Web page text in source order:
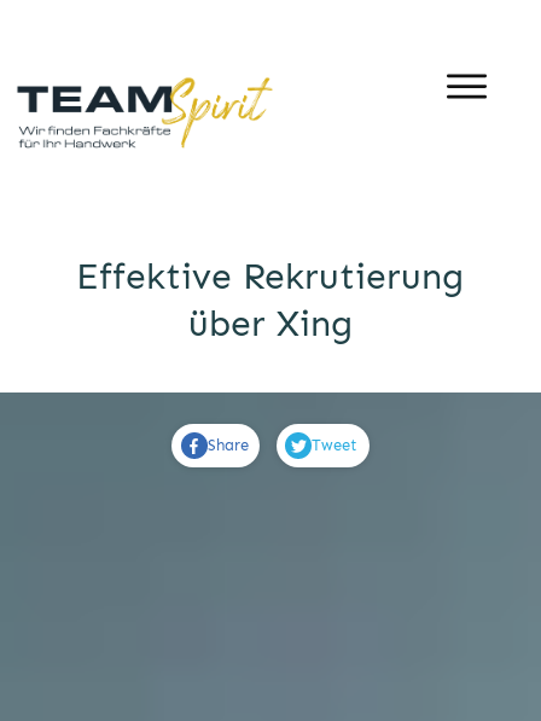
Effektive Rekrutierung
über Xing
Share Tweet